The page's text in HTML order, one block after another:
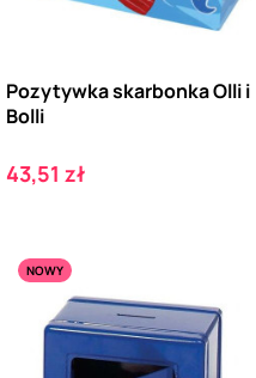
Pozytywka skarbonka Olli i
Bolli
Cena
43,51 zł
NOWY